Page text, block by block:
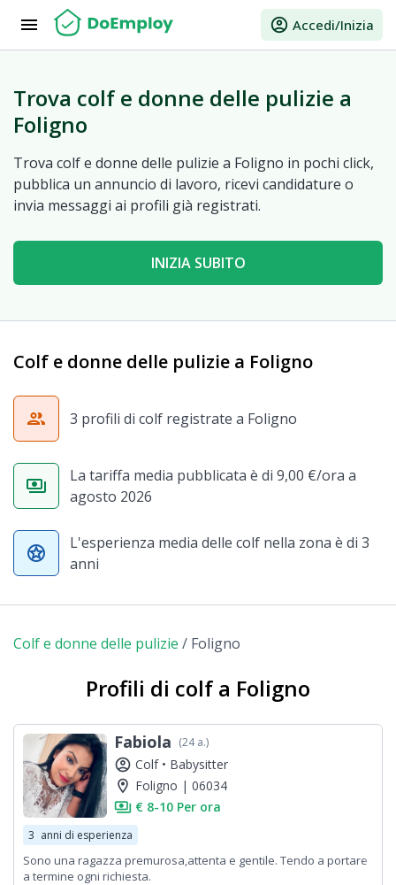
menu account_circle Accedi/Inizia
Trova colf e donne delle pulizie a
Foligno
Trova colf e donne delle pulizie a Foligno in pochi click,
pubblica un annuncio di lavoro, ricevi candidature o
invia messaggi ai profili già registrati.
INIZIA SUBITO
Colf e donne delle pulizie a Foligno
group 3 profili di colf registrate a Foligno
payments
La tariffa media pubblicata è di 9,00 €/ora a
agosto 2026
stars
L'esperienza media delle colf nella zona è di 3
anni
Colf e donne delle pulizie / Foligno
Profili di colf a Foligno
Fabiola (24 a.)
account_circle Colf • Babysitter
location_on Foligno | 06034
payments € 8-10 Per ora
3 anni di esperienza
Sono una ragazza premurosa,attenta e gentile. Tendo a portare
a termine ogni richiesta.